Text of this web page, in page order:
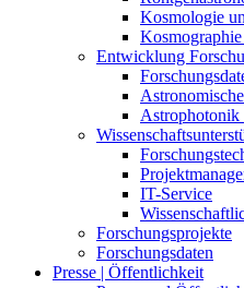
Kosmologie
Entwicklung
IT-Service
Forschungsprojekte
Forschungsdaten
Presse | Öffentlichkeit